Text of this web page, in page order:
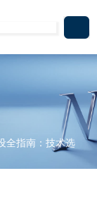
全指南：技术选